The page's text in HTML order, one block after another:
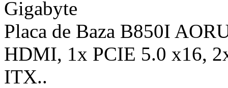
Gigabyte
Placa de Baza B850I
HDMI, 1x PCIE 5.0 x16,
ITX..